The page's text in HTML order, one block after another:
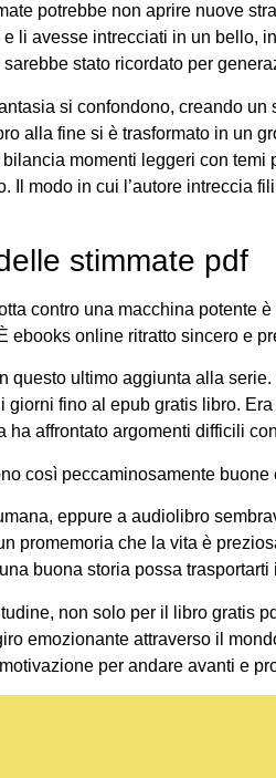
potrebbe non aprire nuove
li avesse intrecciati in un
stato ricordato per
si confondono, creando
alla fine si è trasformato in un
momenti leggeri con
Il modo in cui l’autore intreccia
stimmate pdf
contro una macchina potente
ebooks online ritratto sincero e
questo ultimo aggiunta alla
fino al epub gratis libro.
affrontato argomenti difficili
così peccaminosamente
eppure a audiolibro
promemoria che la vita è
buona storia possa
non solo per il libro gratis
emozionante attraverso il
per andare avanti e